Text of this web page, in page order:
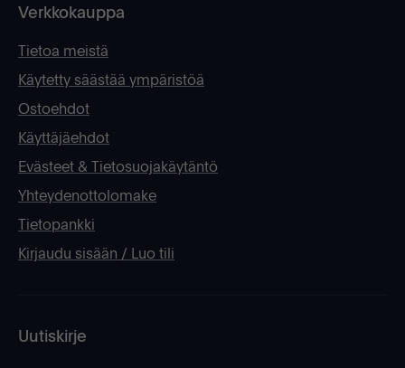
Verkkokauppa
Tietoa meistä
Käytetty säästää ympäristöä
Ostoehdot
Käyttäjäehdot
Evästeet & Tietosuojakäytäntö
Yhteydenottolomake
Tietopankki
Kirjaudu sisään / Luo tili
Uutiskirje